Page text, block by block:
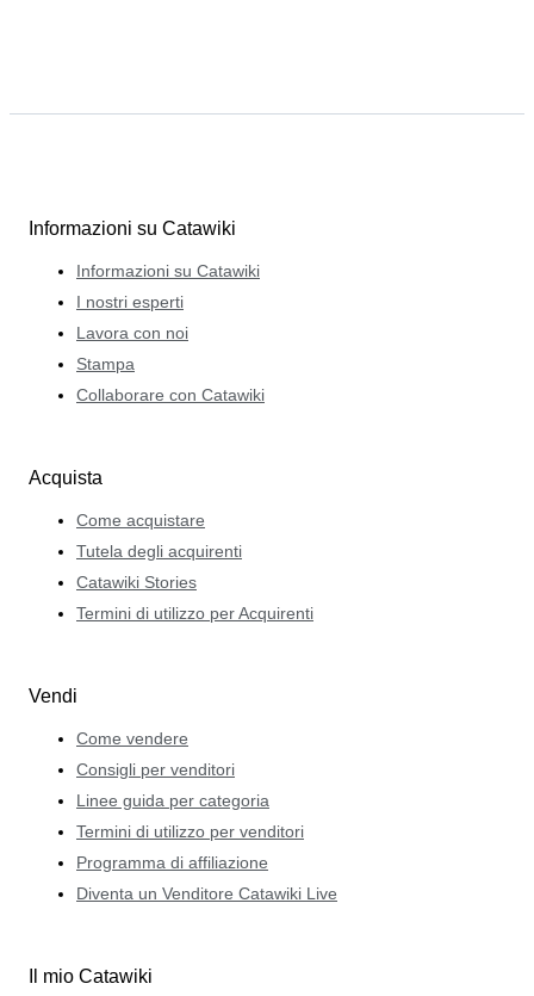
Informazioni su Catawiki
Informazioni su Catawiki
I nostri esperti
Lavora con noi
Stampa
Collaborare con Catawiki
Acquista
Come acquistare
Tutela degli acquirenti
Catawiki Stories
Termini di utilizzo per Acquirenti
Vendi
Come vendere
Consigli per venditori
Linee guida per categoria
Termini di utilizzo per venditori
Programma di affiliazione
Diventa un Venditore Catawiki Live
Il mio Catawiki